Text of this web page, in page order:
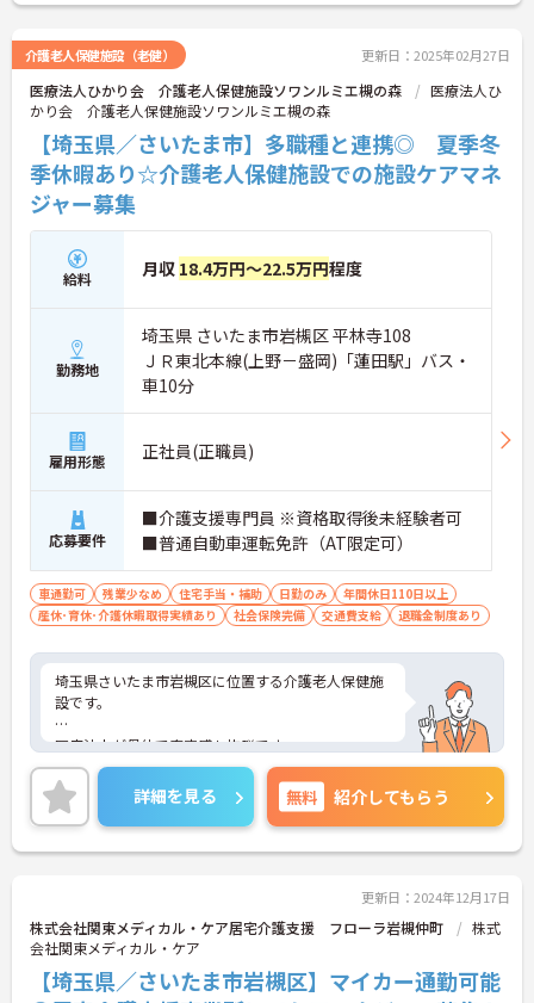
介護老人保健施設（老健） 更新日：2025年02月27日
医療法人ひかり会 介護老人保健施設ソワンルミエ槻の森
医療法人ひ
かり会 介護老人保健施設ソワンルミエ槻の森
【埼玉県／さいたま市】多職種と連携◎ 夏季冬
季休暇あり☆介護老人保健施設での施設ケアマネ
ジャー募集
給料 月収 18.4万円～22.5万円程度
勤務地
埼玉県 さいたま市岩槻区 平林寺108
ＪＲ東北本線(上野－盛岡)「蓮田駅」バス・
車10分
雇用形態 正社員(正職員)
応募要件
■介護支援専門員 ※資格取得後未経験者可
■普通自動車運転免許（AT限定可）
車通勤可 残業少なめ 住宅手当・補助 日勤のみ
年間休日110日以上
産休･育休･介護休暇取得実績あり
社会保険完備 交通費支給 退職金制度あり
埼玉県さいたま市岩槻区に位置する介護老人保健施
設です。
医療法人が母体で安定感も抜群です。
家庭的な雰囲気を大切に、ご利用者様の在宅復帰に
向けて多職種協同でサポートしていただきます。
資格取得後未経験者の方もチャレンジいただけま
ご興味ある方には、面接対策ポイントなど、さらに
詳細をお話しいたしますのでお気軽にご相談くださ
い！
詳細を見る 無料 紹介してもらう
更新日：2024年12月17日
株式会社関東メディカル・ケア居宅介護支援 フローラ岩槻仲町
株式
会社関東メディカル・ケア
【埼玉県／さいたま市岩槻区】マイカー通勤可能